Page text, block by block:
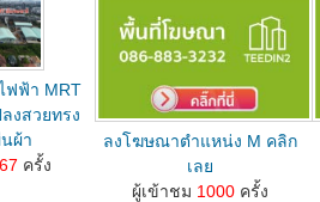
ฟฟ้า MRT
งสวยทรง
ผ้า
ง M คลิกเลย...
ครั้ง
ลงโฆษณาตำแหน่ง M คลิก
เลย
ลงโฆษณาขายบ้านที่ดินตำแหน่ง M คลิกเลย...
ผู้เข้าชม 1000ครั้ง